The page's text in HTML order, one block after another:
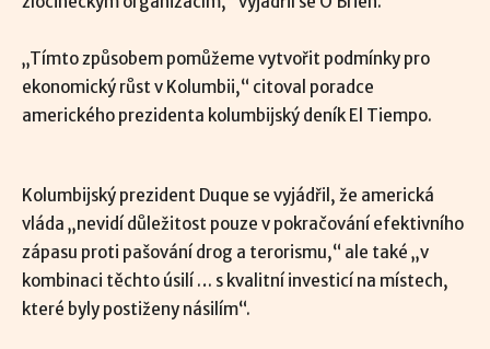
„Tímto způsobem pomůžeme vytvořit podmínky pro
ekonomický růst v Kolumbii,“ citoval poradce
amerického prezidenta kolumbijský deník El Tiempo.
Kolumbijský prezident Duque se vyjádřil, že americká
vláda „nevidí důležitost pouze v pokračování efektivního
zápasu proti pašování drog a terorismu,“ ale také „v
kombinaci těchto úsilí … s kvalitní investicí na místech,
které byly postiženy násilím“.